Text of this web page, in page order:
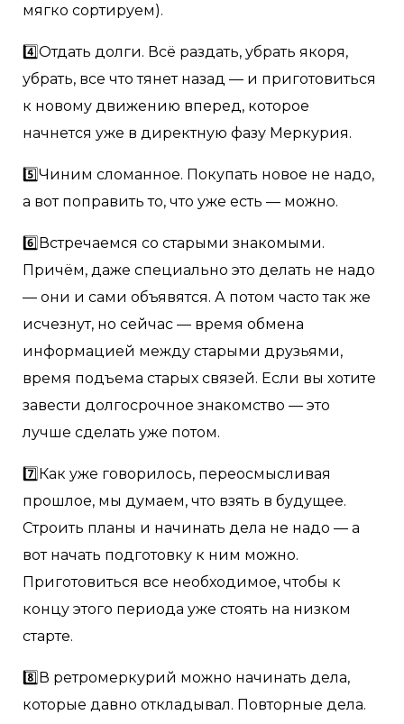
мягко сортируем).
4️⃣Отдать долги. Всё раздать, убрать якоря,
убрать, все что тянет назад — и приготовиться
к новому движению вперед, которое
начнется уже в директную фазу Меркурия.
5️⃣Чиним сломанное. Покупать новое не надо,
а вот поправить то, что уже есть — можно.
6️⃣Встречаемся со старыми знакомыми.
Причём, даже специально это делать не надо
— они и сами объявятся. А потом часто так же
исчезнут, но сейчас — время обмена
информацией между старыми друзьями,
время подъема старых связей. Если вы хотите
завести долгосрочное знакомство — это
лучше сделать уже потом.
7️⃣Как уже говорилось, переосмысливая
прошлое, мы думаем, что взять в будущее.
Строить планы и начинать дела не надо — а
вот начать подготовку к ним можно.
Приготовиться все необходимое, чтобы к
концу этого периода уже стоять на низком
старте.
8️⃣В ретромеркурий можно начинать дела,
которые давно откладывал. Повторные дела.